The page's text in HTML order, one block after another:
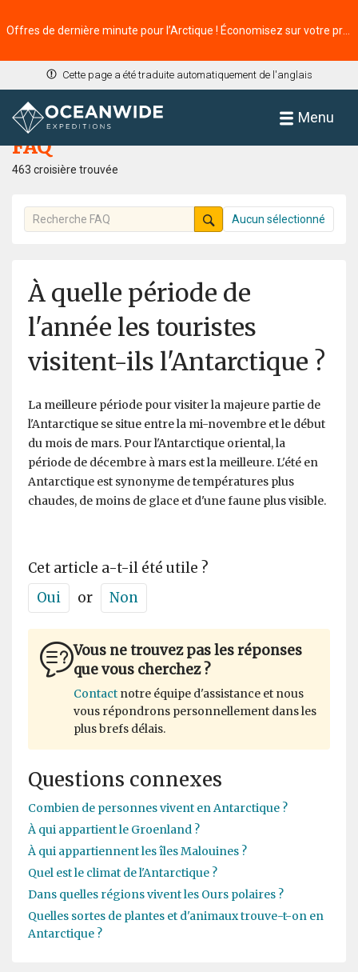
Cette page a été traduite automatiquement de l'anglais
Menu
Accueil
FAQ
463 croisière trouvée
Aucun sélectionné
À quelle période de
l'année les touristes
visitent-ils l'Antarctique ?
La meilleure période pour visiter la majeure partie de
l'Antarctique se situe entre la mi-novembre et le début
du mois de mars. Pour l'Antarctique oriental, la
période de décembre à mars est la meilleure. L'été en
Antarctique est synonyme de températures plus
chaudes, de moins de glace et d'une faune plus visible.
Cet article a-t-il été utile ?
Oui
or Non
Vous ne trouvez pas les réponses
que vous cherchez ?
Contact notre équipe d'assistance et nous
vous répondrons personnellement dans les
plus brefs délais.
Questions connexes
Combien de personnes vivent en Antarctique ?
À qui appartient le Groenland ?
À qui appartiennent les îles Malouines ?
Quel est le climat de l'Antarctique ?
Dans quelles régions vivent les Ours polaires ?
Quelles sortes de plantes et d'animaux trouve-t-on en
Antarctique ?